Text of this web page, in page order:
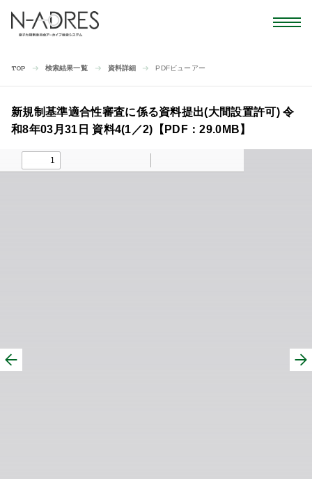
TOP 検索結果一覧 資料詳細 PDFビューアー
新規制基準適合性審査に係る資料提出(大間設置許可) 令
和8年03月31日 資料4(1／2)【PDF：29.0MB】